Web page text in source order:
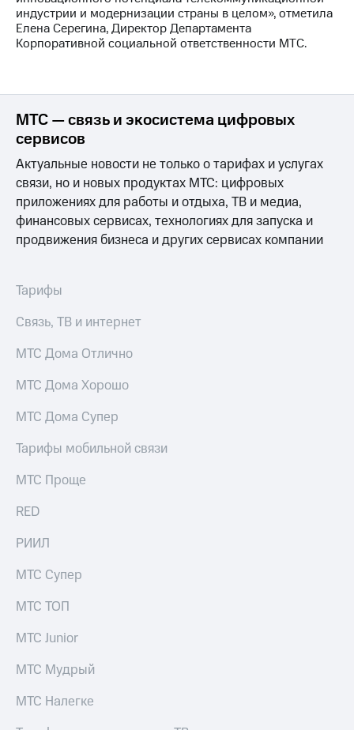
выкупа
акций
Дивиденды
Еврооблигации-2023
Уведомление
погашении
именных
облигаций
Другое
Регистратор
развитие
На главную
индустрии и модернизации страны в целом», отметила
Елена Серегина, Директор Департамента
Корпоративной социальной ответственности МТС.
МТС — связь и экосистема цифровых
сервисов
Актуальные новости не только о тарифах и услугах
связи, но и новых продуктах МТС: цифровых
приложениях для работы и отдыха, ТВ и медиа,
финансовых сервисах, технологиях для запуска и
продвижения бизнеса и других сервисах компании
Тарифы
Связь, ТВ и интернет
МТС Дома Отлично
МТС Дома Хорошо
МТС Дома Супер
Тарифы мобильной связи
МТС Проще
RED
РИИЛ
МТС Супер
МТС ТОП
МТС Junior
МТС Мудрый
МТС Налегке